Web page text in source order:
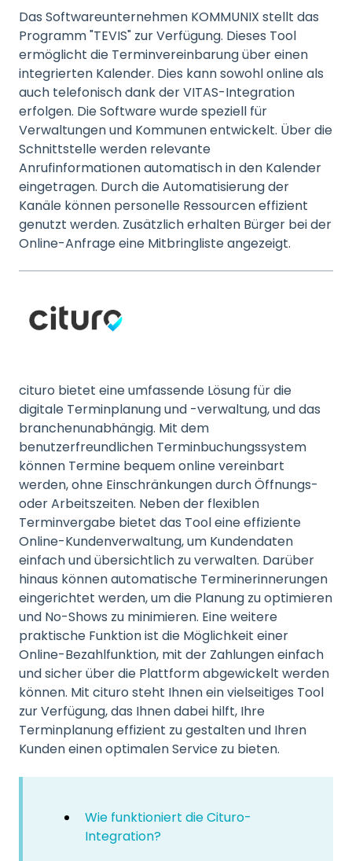
Das Softwareunternehmen KOMMUNIX stellt das
Programm "TEVIS" zur Verfügung. Dieses Tool
ermöglicht die Terminvereinbarung über einen
integrierten Kalender. Dies kann sowohl online als
auch telefonisch dank der VITAS-Integration
erfolgen. Die Software wurde speziell für
Verwaltungen und Kommunen entwickelt. Über die
Schnittstelle werden relevante
Anrufinformationen automatisch in den Kalender
eingetragen. Durch die Automatisierung der
Kanäle können personelle Ressourcen effizient
genutzt werden. Zusätzlich erhalten Bürger bei der
Online-Anfrage eine Mitbringliste angezeigt.
cituro bietet eine umfassende Lösung für die
digitale Terminplanung und -verwaltung, und das
branchenunabhängig. Mit dem
benutzerfreundlichen Terminbuchungssystem
können Termine bequem online vereinbart
werden, ohne Einschränkungen durch Öffnungs-
oder Arbeitszeiten. Neben der flexiblen
Terminvergabe bietet das Tool eine effiziente
Online-Kundenverwaltung, um Kundendaten
einfach und übersichtlich zu verwalten. Darüber
hinaus können automatische Terminerinnerungen
eingerichtet werden, um die Planung zu optimieren
und No-Shows zu minimieren. Eine weitere
praktische Funktion ist die Möglichkeit einer
Online-Bezahlfunktion, mit der Zahlungen einfach
und sicher über die Plattform abgewickelt werden
können. Mit cituro steht Ihnen ein vielseitiges Tool
zur Verfügung, das Ihnen dabei hilft, Ihre
Terminplanung effizient zu gestalten und Ihren
Kunden einen optimalen Service zu bieten.
Wie funktioniert die Cituro-
Integration?